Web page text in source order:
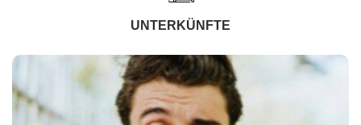
UNTERKÜNFTE